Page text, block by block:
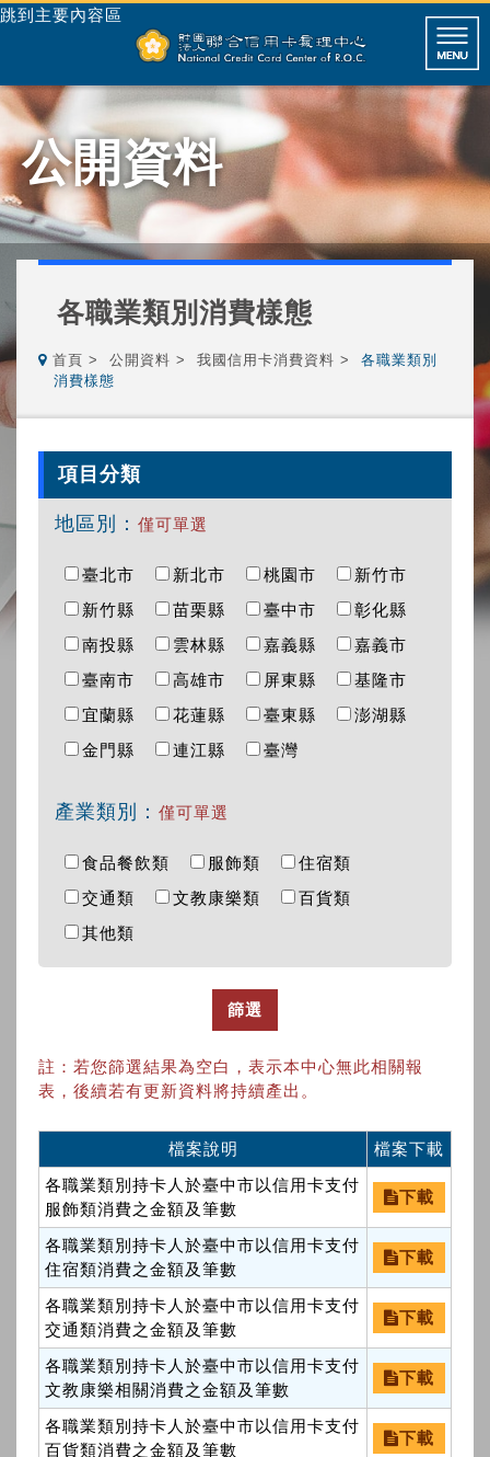
跳到主要內容區
公開資料
各職業類別消費樣態
首頁 公開資料 我國信用卡消費資料
各職業類別
消費樣態
項目分類
地區別： 僅可單選
臺北市 新北市 桃園市
新竹市
新竹縣
苗栗縣 臺中市
彰化縣
南投縣
雲林縣 嘉義縣
嘉義市
臺南市
高雄市 屏東縣
基隆市
宜蘭縣
花蓮縣 臺東縣
澎湖縣
金門縣
連江縣 臺灣
產業類別： 僅可單選
食品餐飲類 服飾類
住宿類
交通類
文教康樂類
百貨類
其他類
篩選
註：若您篩選結果為空白，表示本中心無此相關報
表，後續若有更新資料將持續產出。
檔案說明
檔案下載
各職業類別持卡人於臺中市以信用卡支付
服飾類消費之金額及筆數
下載
各職業類別持卡人於臺中市以信用卡支付
住宿類消費之金額及筆數
下載
各職業類別持卡人於臺中市以信用卡支付
交通類消費之金額及筆數
下載
各職業類別持卡人於臺中市以信用卡支付
文教康樂相關消費之金額及筆數
下載
各職業類別持卡人於臺中市以信用卡支付
百貨類消費之金額及筆數
下載